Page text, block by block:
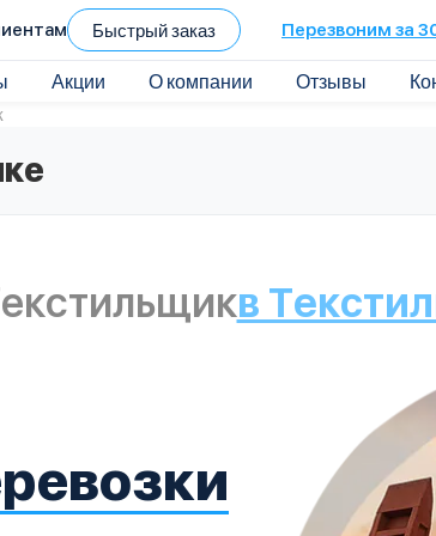
Быстрый заказ Перезвоним за
Акции О компании Отзывы
в